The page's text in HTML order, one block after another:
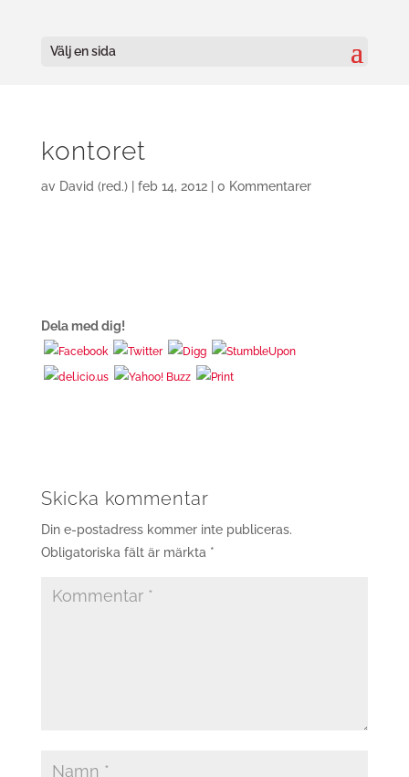
Välj en sida
kontoret
av David (red.)| feb 14, 2012| 0 Kommentarer
Dela med dig!
Skicka kommentar
Din e-postadress kommer inte publiceras.
Obligatoriska fält är märkta *